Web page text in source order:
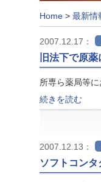
Home > 最新情
2007.12.17：
旧法下で原
所専ら薬局等
続きを読む
2007.12.13：
ソフトコン